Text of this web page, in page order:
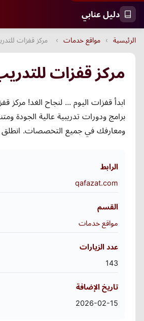
دليل عنابي
الرئيسية › مواقع خدمات › مركز قفزات
مركز قفزات
ابدأ قفزات اليوم ... لنجاح الغد! مركز
برامج ودورات تدريبية عالية الجودة
ومعارفك في جميع التخصصات. انطلق
الرابط
qafazat.com
القسم
مواقع خدمات
عدد الزيارات
143
تاريخ الإضافة
2026-02-15